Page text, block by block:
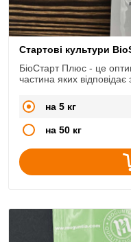
Стартові культури
БіоСтарт Плюс - це
частина яких
Упаковка розрахована
на 30 кг цільних кусків
на 5 кг
на 50 кг